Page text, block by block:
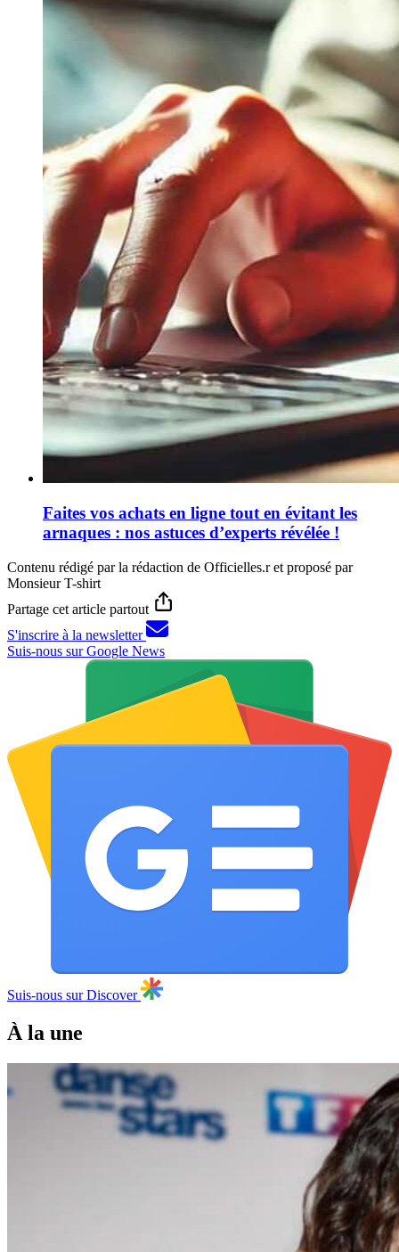
Faites vos achats en ligne tout en évitant les
arnaques : nos astuces d’experts révélée !
Contenu rédigé par la rédaction de Officielles.r et proposé par
Monsieur T-shirt
Partage cet article partout
S'inscrire à la newsletter
Suis-nous sur Google News
Suis-nous sur Discover
À la une